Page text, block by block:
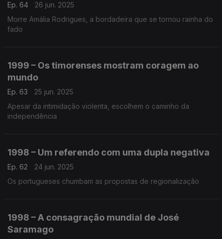
Ep. 64
26 jun. 2025
Morre Amália Rodrigues, a bordadeira que se tornou rainha do
fado
1999 – Os timorenses mostram coragem ao
mundo
Ep. 63
25 jun. 2025
Apesar da intimidação violenta, escolhem o caminho da
independência
1998 – Um referendo com uma dupla negativa
Ep. 62
24 jun. 2025
Os portugueses chumbam as propostas de regionalização
1998 – A consagração mundial de José
Saramago